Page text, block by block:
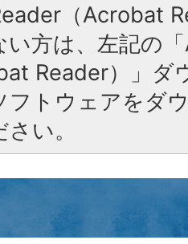
（Acrobat
い方は、左記の
Reader）」ダ
フトウェアをダ
い。